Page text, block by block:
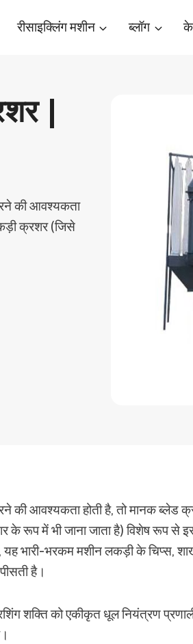
रीसाइक्लिंग मशीन ब्लॉग के
|
की आवश्यकता
क्रशर (जिसे
की आवश्यकता होती है, तो मानक ब्लेड
के रूप में भी जाना जाता है) विशेष रूप से
यह भारी-भरकम मशीन लकड़ी के चिप्स,
है।
शक्ति को एकीकृत धूल नियंत्रण